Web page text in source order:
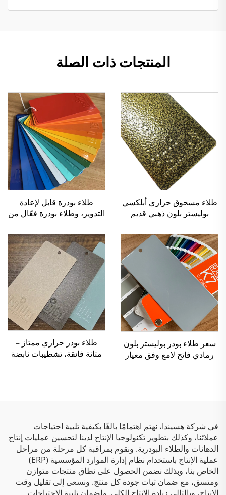
المنتجات ذات الصلة
طلاء مسحوق حراري أبلكسي
بوليستر بلون ذهبي قديم
المعدني
طلاء بودرة قابل لإعادة
التدوير، وطلاء بودرة فعّال من
لتطبيق الرش
سعر طلاء بودر بوليستر بلون
رمادي فاتح لامع وفق معيار
طلاء بودر حراري ممتاز –
متانة فائقة، تشطيبات نابضة
في شركة هسيندا، نهتم اهتمامًا بالغًا بكيفية تلبية احتياجات
عملائنا، وكذلك بتطوير تكنولوجيا الإنتاج لدينا لتحسين عمليات إنتاج
الدهانات والطلاء البودرية. ونقوم بمراقبة كل مرحلة من مراحل
عملية الإنتاج باستخدام نظام إدارة الموارد المؤسسية (ERP)
الخاص بنا، وبذلك نضمن الحصول على نطاق منتجات متوازن
ومتسق، مع ضمان ثبات جودة كل منتج. ونسعى إلى تقليل وقت